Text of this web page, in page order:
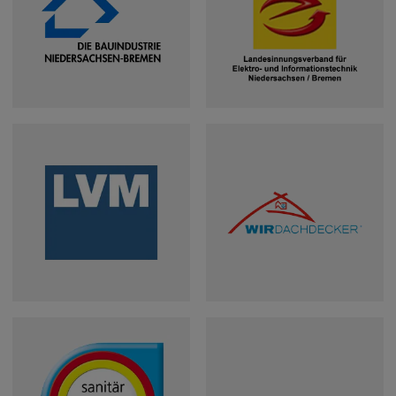
Unternehmer im
Lande Bremen e.V.
Bauindustrieverband
Niedersachsen-
Informationstechnik
Niedersachsen /
Bremen
Landesverband
Metall